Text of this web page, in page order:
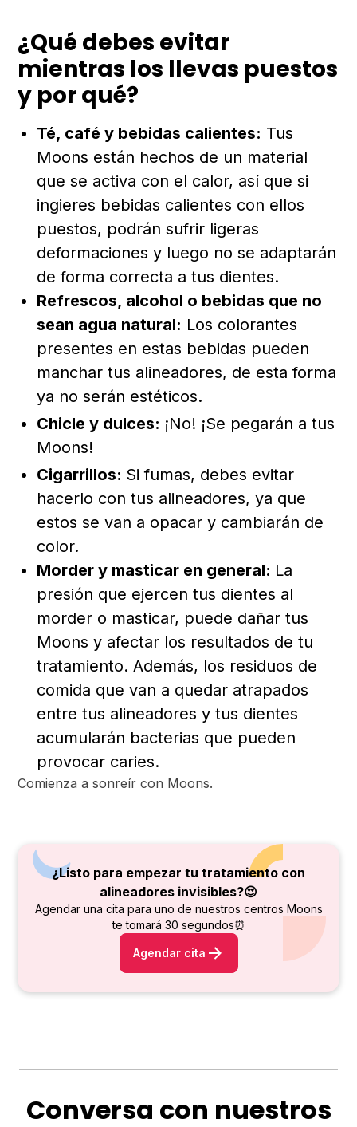
¿Qué debes evitar
mientras los llevas puestos
y por qué?
Té, café y bebidas calientes: Tus
Moons están hechos de un material
que se activa con el calor, así que si
ingieres bebidas calientes con ellos
puestos, podrán sufrir ligeras
deformaciones y luego no se adaptarán
de forma correcta a tus dientes.
Refrescos, alcohol o bebidas que no
sean agua natural: Los colorantes
presentes en estas bebidas pueden
manchar tus alineadores, de esta forma
ya no serán estéticos.
Chicle y dulces: ¡No! ¡Se pegarán a tus
Moons!
Cigarrillos: Si fumas, debes evitar
hacerlo con tus alineadores, ya que
estos se van a opacar y cambiarán de
color.
Morder y masticar en general: La
presión que ejercen tus dientes al
morder o masticar, puede dañar tus
Moons y afectar los resultados de tu
tratamiento. Además, los residuos de
comida que van a quedar atrapados
entre tus alineadores y tus dientes
acumularán bacterias que pueden
provocar caries.
Comienza a sonreír con Moons.
¿Listo para empezar tu tratamiento con
alineadores invisibles?😍
Agendar una cita para uno de nuestros centros Moons
te tomará 30 segundos⏰
Agendar cita
Conversa con nuestros